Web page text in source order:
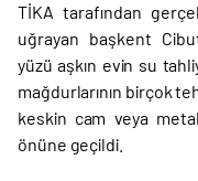
TİKA tarafından
uğrayan başkent
yüzü aşkın evin su
mağdurlarının birçok
keskin cam veya
önüne geçildi.